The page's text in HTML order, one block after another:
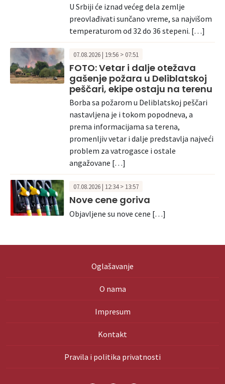
U Srbiji će iznad većeg dela zemlje
preovlađivati sunčano vreme, sa najvišom
temperaturom od 32 do 36 stepeni. […]
07.08.2026 | 19:56 > 07:51
FOTO: Vetar i dalje otežava
gašenje požara u Deliblatskoj
peščari, ekipe ostaju na terenu
Borba sa požarom u Deliblatskoj peščari
nastavljena je i tokom popodneva, a
prema informacijama sa terena,
promenljiv vetar i dalje predstavlja najveći
problem za vatrogasce i ostale
angažovane […]
07.08.2026 | 12:34 > 13:57
Nove cene goriva
Objavljene su nove cene […]
Oglašavanje
O nama
Impresum
Kontakt
Pravila i politika privatnosti